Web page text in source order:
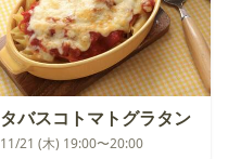
タバスコトマトグラタン
11/21 (木) 19:00〜20:00